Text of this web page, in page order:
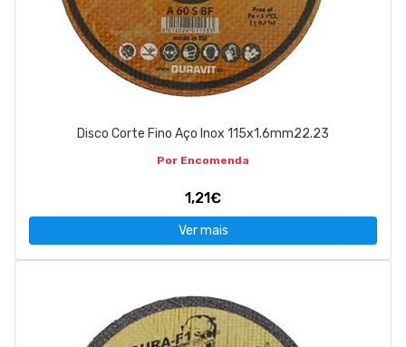
Disco Corte Fino Aço Inox 115x1.6mm22.23
Por Encomenda
1,21€
Ver mais